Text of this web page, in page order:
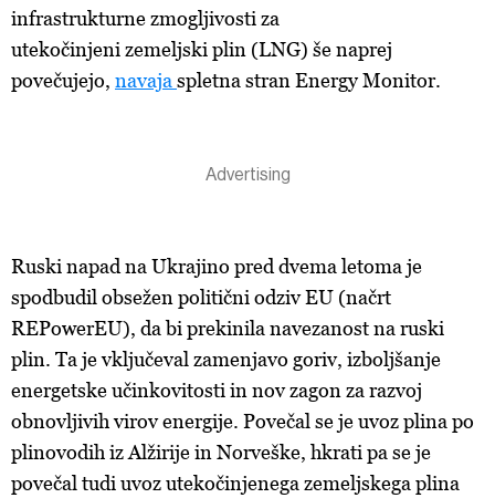
infrastrukturne zmogljivosti za
utekočinjeni zemeljski plin (LNG) še naprej
povečujejo, navaja spletna stran Energy Monitor.
Ruski napad na Ukrajino pred dvema letoma je
spodbudil obsežen politični odziv EU (načrt
REPowerEU), da bi prekinila navezanost na ruski
plin. Ta je vključeval zamenjavo goriv, izboljšanje
energetske učinkovitosti in nov zagon za razvoj
obnovljivih virov energije. Povečal se je uvoz plina po
plinovodih iz Alžirije in Norveške, hkrati pa se je
povečal tudi uvoz utekočinjenega zemeljskega plina